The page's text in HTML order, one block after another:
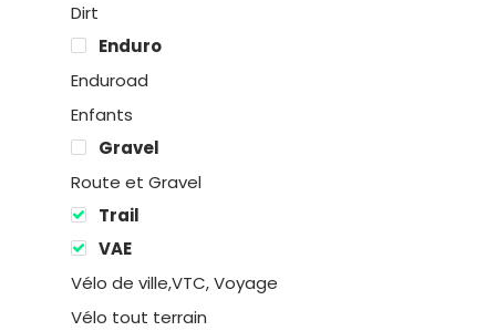
Dirt
Enduro
Enduroad
Enfants
Gravel
Route et Gravel
Trail
VAE
Vélo de ville,VTC, Voyage
Vélo tout terrain